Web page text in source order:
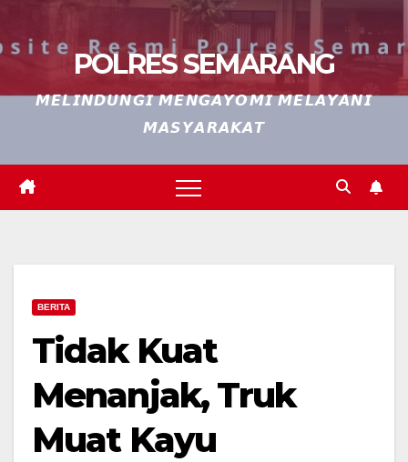
POLRES SEMARANG
𝙈𝙀𝙇𝙄𝙉𝘿𝙐𝙉𝙂𝙄 𝙈𝙀𝙉𝙂𝘼𝙔𝙊𝙈𝙄 𝙈𝙀𝙇𝘼𝙔𝘼𝙉𝙄
𝙈𝘼𝙎𝙔𝘼𝙍𝘼𝙆𝘼𝙏
BERITA
Tidak Kuat
Menanjak, Truk
Muat Kayu